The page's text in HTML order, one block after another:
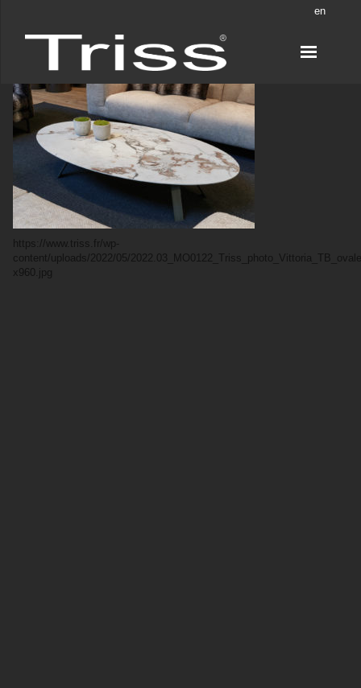
en
https://www.triss.fr/wp-
content/uploads/2022/05/
x960.jpg